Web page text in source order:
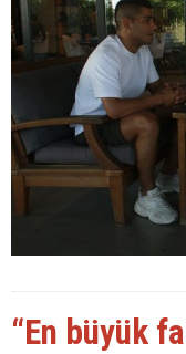
“En büyük